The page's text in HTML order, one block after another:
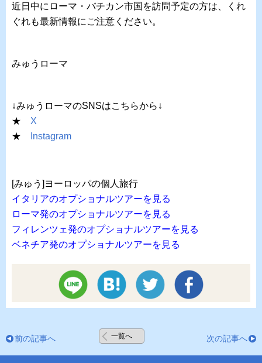
近日中にローマ・バチカン市国を訪問予定の方は、くれ
ぐれも最新情報にご注意ください。
みゅうローマ
↓みゅうローマのSNSはこちらから↓
★ X
★
Instagram
[みゅう]ヨーロッパの個人旅行
イタリアのオプショナルツアーを見る
ローマ発のオプショナルツアーを見る
フィレンツェ発のオプショナルツアーを見る
ベネチア発のオプショナルツアーを見る
前の記事へ 一覧へ 次の記事へ